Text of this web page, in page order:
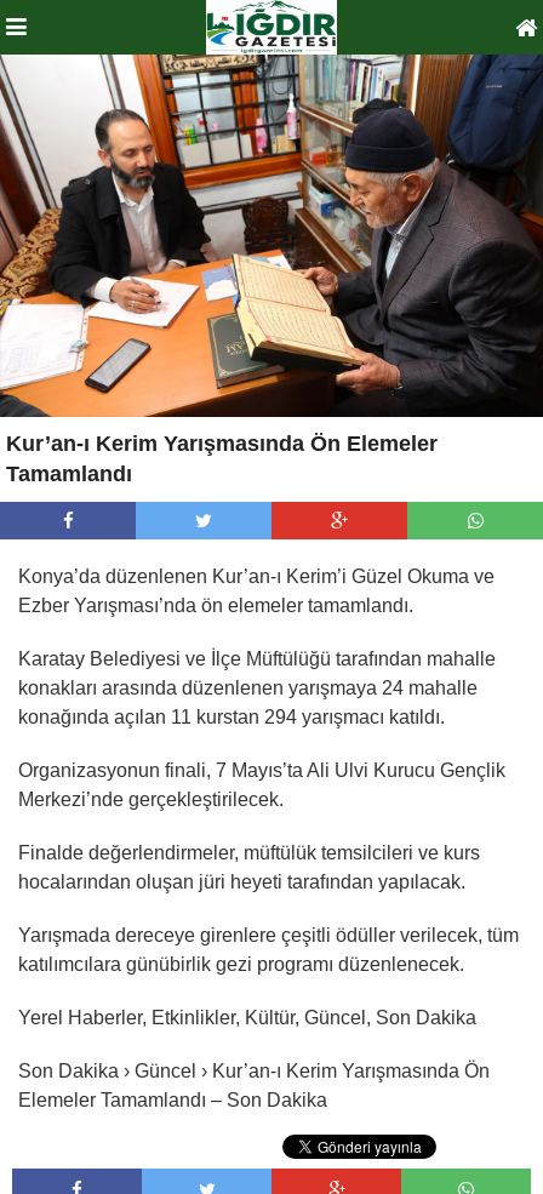
Kur’an-ı Kerim Yarışmasında Ön Elemeler
Tamamlandı
Konya’da düzenlenen Kur’an-ı Kerim’i Güzel Okuma ve
Ezber Yarışması’nda ön elemeler tamamlandı.
Karatay Belediyesi ve İlçe Müftülüğü tarafından mahalle
konakları arasında düzenlenen yarışmaya 24 mahalle
konağında açılan 11 kurstan 294 yarışmacı katıldı.
Organizasyonun finali, 7 Mayıs’ta Ali Ulvi Kurucu Gençlik
Merkezi’nde gerçekleştirilecek.
Finalde değerlendirmeler, müftülük temsilcileri ve kurs
hocalarından oluşan jüri heyeti tarafından yapılacak.
Yarışmada dereceye girenlere çeşitli ödüller verilecek, tüm
katılımcılara günübirlik gezi programı düzenlenecek.
Yerel Haberler, Etkinlikler, Kültür, Güncel, Son Dakika
Son Dakika › Güncel › Kur’an-ı Kerim Yarışmasında Ön
Elemeler Tamamlandı – Son Dakika